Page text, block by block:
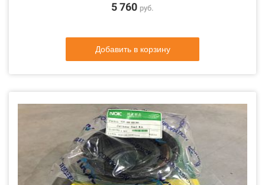
5 760 руб.
Добавить в корзину